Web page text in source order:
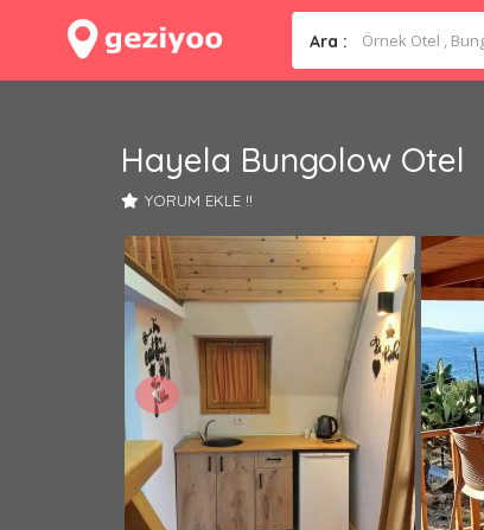
Ara :
Hayela Bungolow Otel
YORUM EKLE !!